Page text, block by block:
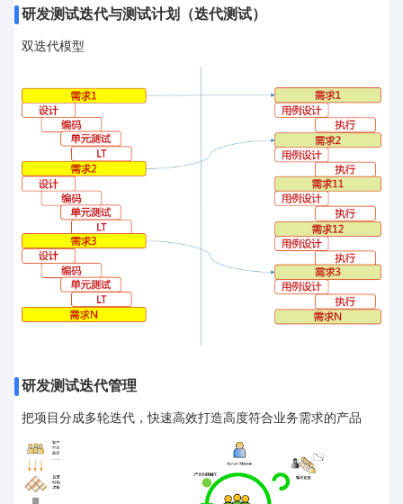
研发测试迭代与测试计划（迭代测试）
双迭代模型
研发测试迭代管理
把项目分成多轮迭代，快速高效打造高度符合业务需求的产品